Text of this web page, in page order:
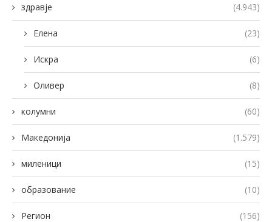
здравје (4.943)
Елена (23)
Искра (6)
Оливер (8)
колумни (60)
Македонија (1.579)
миленици (15)
образование (10)
Регион (156)